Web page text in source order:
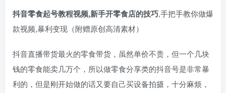
抖音零食起号教程视频,新手开零食店的技巧,手把手教你做爆
款视频,暴利变现（附赠原创高清素材）
抖音直播带货最火的零食带货，虽然单价不贵，但一个几块
钱的零食能卖几万个，所以做零食分享类的抖音号是非常暴
利的，但是刚开始做的话又要自己买设备拍摄，十分麻烦，